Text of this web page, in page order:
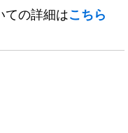
ての詳細はこちら